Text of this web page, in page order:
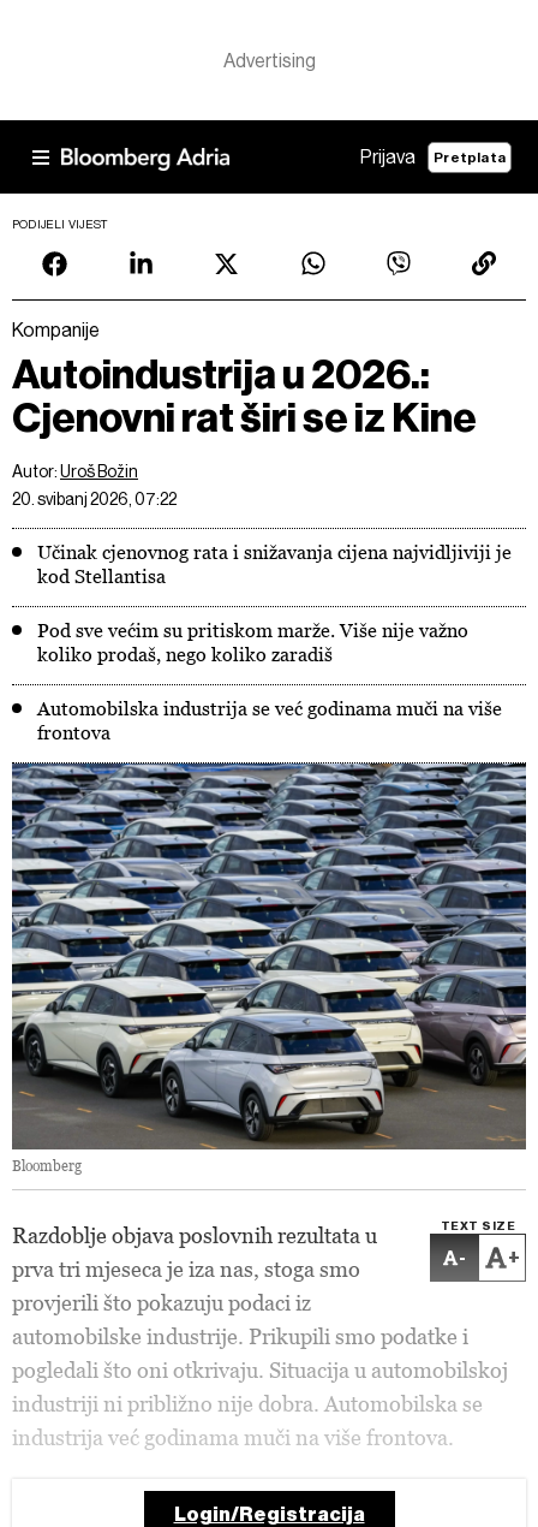
Prijava Pretplata
PODIJELI VIJEST
Kompanije
Autoindustrija u 2026.:
Cjenovni rat širi se iz Kine
Autor:Uroš Božin
20. svibanj 2026, 07:22
Učinak cjenovnog rata i snižavanja cijena najvidljiviji je
kod Stellantisa
Pod sve većim su pritiskom marže. Više nije važno
koliko prodaš, nego koliko zaradiš
Automobilska industrija se već godinama muči na više
frontova
Bloomberg
TEXT SIZE
- +
Razdoblje objava poslovnih rezultata u
prva tri mjeseca je iza nas, stoga smo
provjerili što pokazuju podaci iz
automobilske industrije. Prikupili smo podatke i
pogledali što oni otkrivaju. Situacija u automobilskoj
industriji ni približno nije dobra. Automobilska se
industrija već godinama muči na više frontova.
Login/Registracija